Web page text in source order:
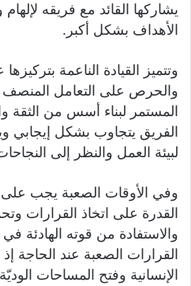
يشاركها القائد مع فريقه
الأهداف بشكل أكبر.
وتتميز القيادة الناعمة
والحرص على التعامل المنصف
المستمر لبناء أسس من الثقة
الفريق يتجاوب بشكل إيجابي
لبيئة العمل والنظر إلى
وفي الأوقات الصعبة يجب على
القدرة على اتخاذ القرارات
والاستفادة من قوته الهادئة في
القرارات الصعبة عند الحاجة
الإنسانية وفتح المساحات